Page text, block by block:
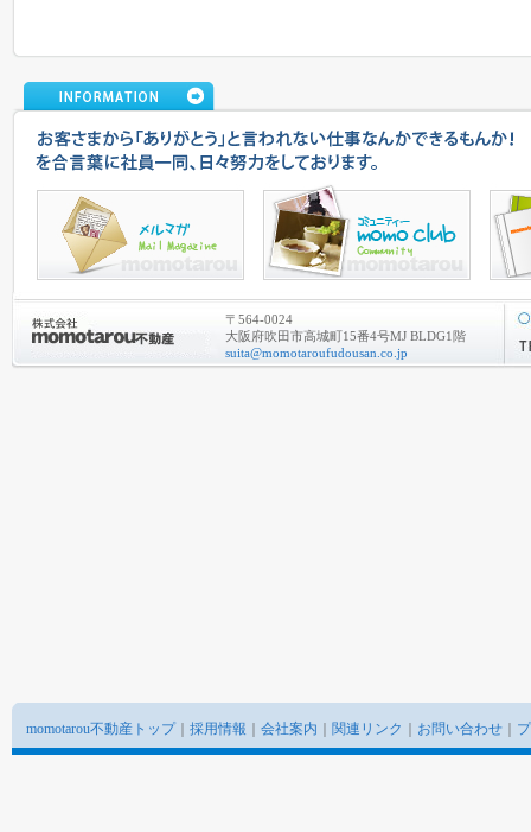
〒564-0024
大阪府吹田市高城町15番4号MJ BLDG1階
suita@momotaroufudousan.co.jp
momotarou不動産トップ｜ 採用情報 会社案内 関連リンク お問い合わせ